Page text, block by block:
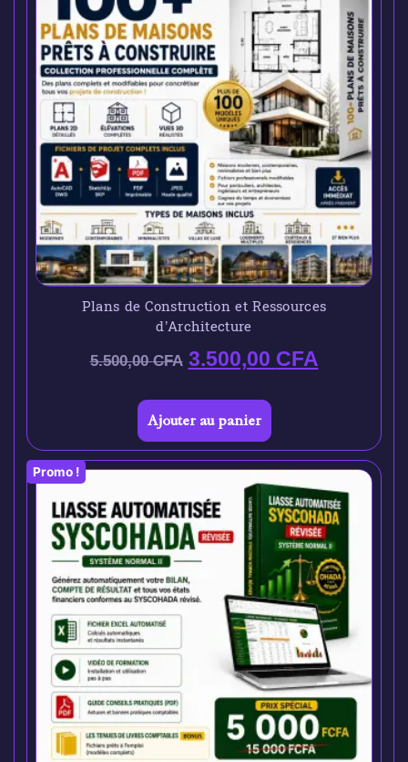
Plans de Construction et Ressources
d’Architecture
5.500,00CFA 3.500,00 CFA
Ajouter au panier
Promo !